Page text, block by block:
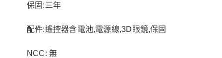
保固:三年
配件:遙控器含電池,電源線,3D眼鏡,保固
NCC: 無